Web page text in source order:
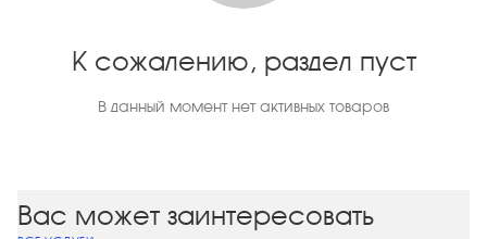
К сожалению, раздел пуст
В данный момент нет активных товаров
Вас может заинтересовать